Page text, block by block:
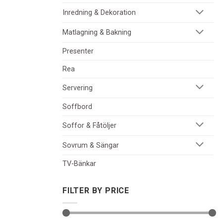
Inredning & Dekoration
Matlagning & Bakning
Presenter
Rea
Servering
Soffbord
Soffor & Fåtöljer
Sovrum & Sängar
TV-Bänkar
FILTER BY PRICE